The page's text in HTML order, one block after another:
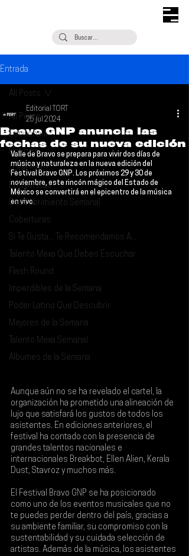
Entrada
All Posts
Escúchalo
Noticias
¿Qué Plan?
Entrevistas
Descubrimiento Semanal
Coberturas
Si Te Gusta... Te Recomendamos A...
Talento Mexa Que Debes Escuchar
Flash Round
Imperdibles de la Semana
Poder Latino Que Descubrir
Mejores de la Semana
Talento Mexa Semanal
Álbumes de la Semana
All Posts
Bravo GNP anuncia las
fechas de su nueva edición
Editorial TORT
25 jul 2024
Valle de Bravo se prepara para vivir dos días de
música y naturaleza en la nueva edición del
Festival
Bravo GNP. Los próximos 29 y 30 de
noviembre, este rincón mágico del Estado de
México se convertirá en el epicentro de la música
en vivo.
Aunque aún no se ha revelado el cartel, la
organización ha prometido una alineación de
lujo que satisfará los gustos de todos los
asistentes. En ediciones anteriores, el
festival ha contado con la presencia de
grandes talentos nacionales e
internacionales Breakbot, Ellen Alien, Kerala
Dust, Stavroz y muchos más.
El Festival Bravo GNP se ha posicionado
como uno de los eventos musicales que no
te puedes perder dentro del país, gracias a
su ambiente familiar, su compromiso con la
sustentabilidad y su cuidada selección de
artistas. Además de la música, los asistentes